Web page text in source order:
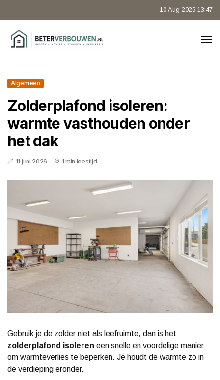
10 Aug 2026 13:47
Algemeen
Zolderplafond isoleren:
warmte vasthouden onder
het dak
11 juni 2026 1 min leestijd
Gebruik je de zolder niet als leefruimte, dan is het
zolderplafond isoleren een snelle en voordelige manier
om warmteverlies te beperken. Je houdt de warmte zo in
de verdieping eronder.